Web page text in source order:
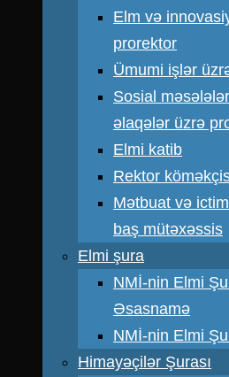
Elm və
prorektor
Ümumi işlər
Sosial
əlaqələr üzrə
Elmi katib
Rektor
Mətbuat və
baş mütəxəssis
Elmi şura
NMİ-nin Elmi
Əsasnamə
NMİ-nin Elmi
Himayəçilər Şurası